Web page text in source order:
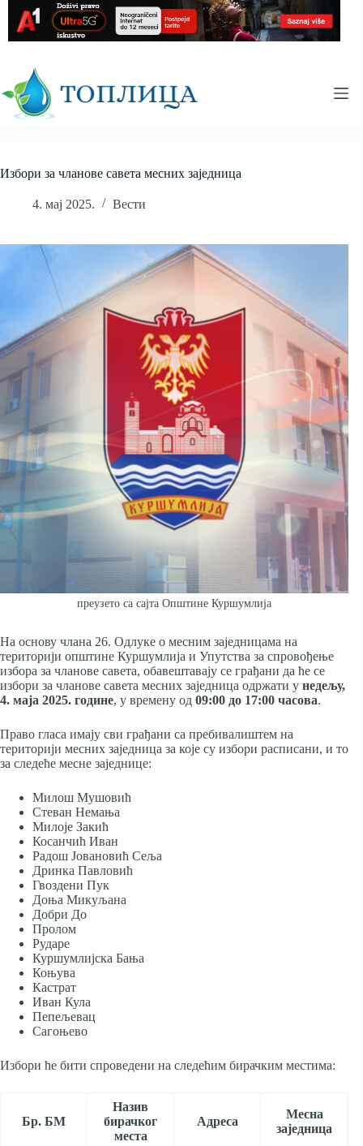
content
Избори за чланове савета месних заједница
4. мај 2025. Вести
преузето са сајта Општине Куршумлија
На основу члана 26. Одлуке о месним заједницама на
територији општине Куршумлија и Упутства за спровођење
избора за чланове савета, обавештавају се грађани да ће се
избори за чланове савета месних заједница одржати у недељу,
4. маја 2025. године, у времену од 09:00 до 17:00 часова.
Право гласа имају сви грађани са пребивалиштем на
територији месних заједница за које су избори расписани, и то
за следеће месне заједнице:
Милош Мушовић
Стеван Немања
Милоје Закић
Косанчић Иван
Радош Јовановић Сеља
Дринка Павловић
Гвоздени Пук
Доња Микуљана
Добри До
Пролом
Рударе
Куршумлијска Бања
Коњува
Кастрат
Иван Кула
Пепељевац
Сагоњево
Избори ће бити спроведени на следећим бирачким местима:
Бр. БМ
Назив
бирачког
места
Адреса
Месна
заједница